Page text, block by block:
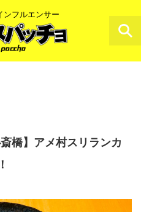
ンフルエンサー
橋】アメ村スリランカ